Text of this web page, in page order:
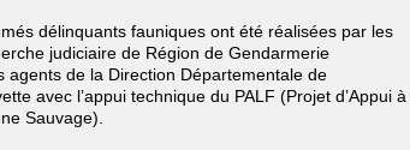
délinquants fauniques ont été réalisées par les
judiciaire de Région de Gendarmerie
agents de la Direction Départementale de
avec l’appui technique du PALF (Projet d’Appui à
Sauvage).